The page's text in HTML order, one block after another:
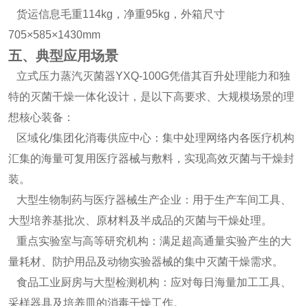
货运信息毛重114kg，净重95kg，外箱尺寸
705×585×1430mm
五、典型应用场景
立式压力蒸汽灭菌器YXQ-100G凭借其百升处理能力和独
特的灭菌干燥一体化设计，是以下高要求、大规模场景的理
想核心装备：
区域化/集团化消毒供应中心：集中处理网络内各医疗机构
汇集的海量可复用医疗器械与敷料，实现高效灭菌与干燥封
装。
大型生物制药与医疗器械生产企业：用于生产车间工具、
大型培养基批次、原材料及半成品的灭菌与干燥处理。
重点实验室与高等研究机构：满足超高通量实验产生的大
量耗材、防护用品及动物实验器械的集中灭菌干燥需求。
食品工业厨房与大型检测机构：应对每日海量加工工具、
采样器具及培养皿的消毒干燥工作。